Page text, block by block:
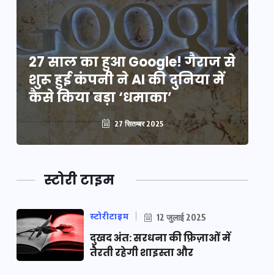
27 साल का हुआ Google! गैराज से
शुरू हुई कंपनी ने AI की दुनिया में
कैसे किया बड़ा ‘धमाका’
27 सितम्बर 2025
स्टोरी टाइम
स्टोरीटाइम 12 जुलाई 2025
दुखद अंत: सरधना की फ़िज़ाओं में
तैरती रहेगी शाइस्ता और